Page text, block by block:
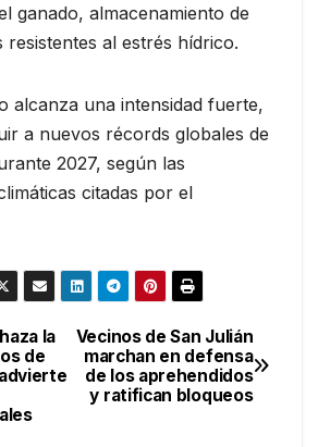
ganado, almacenamiento de
resistentes al estrés hídrico.
alcanza una intensidad fuerte,
a nuevos récords globales de
2027, según las
citadas por el
Vecinos de San Julián
marchan en defensa
de los aprehendidos
y ratifican bloqueos
la
de